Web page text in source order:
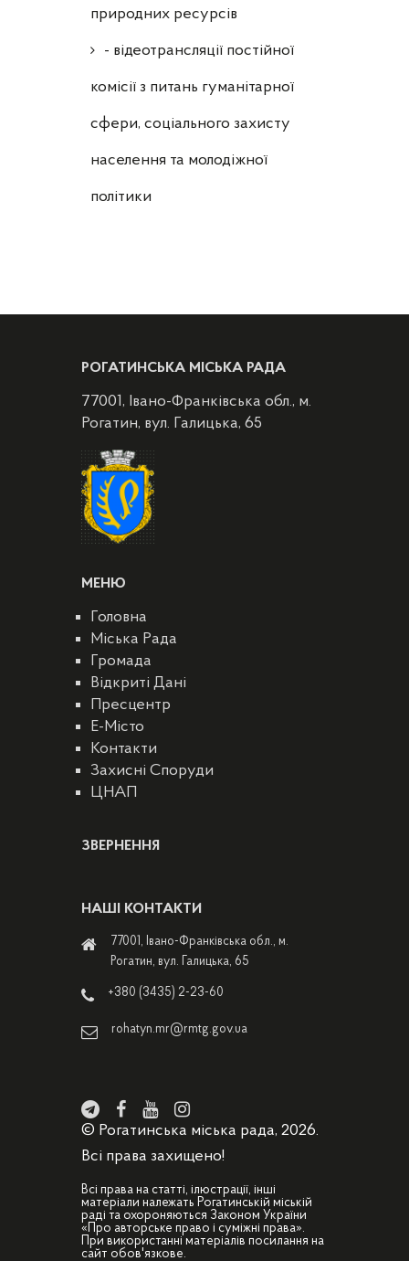
природних ресурсів
- відеотрансляції постійної
комісії з питань гуманітарної
сфери, соціального захисту
населення та молодіжної
політики
РОГАТИНСЬКА МІСЬКА РАДА
77001, Івано-Франківська обл., м.
Рогатин, вул. Галицька, 65
МЕНЮ
Головна
Міська Рада
Громада
Відкриті Дані
Пресцентр
E-Місто
Контакти
Захисні Споруди
ЦНАП
ЗВЕРНЕННЯ
НАШІ КОНТАКТИ
77001, Івано-Франківська обл., м.
Рогатин, вул. Галицька, 65
+380 (3435) 2-23-60
rohatyn.mr@rmtg.gov.ua
© Рогатинська міська рада, 2026.
Всі права захищено!
Всі права на статті, ілюстрації, інші
матеріали належать Рогатинській міській
раді та охороняються Законом України
«Про авторське право і суміжні права».
При використанні матеріалів посилання на
сайт обов'язкове.